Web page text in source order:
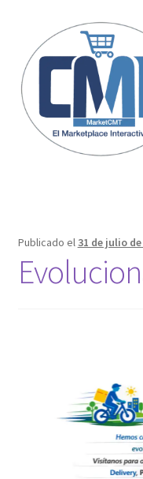
Publicado el 31 de julio de